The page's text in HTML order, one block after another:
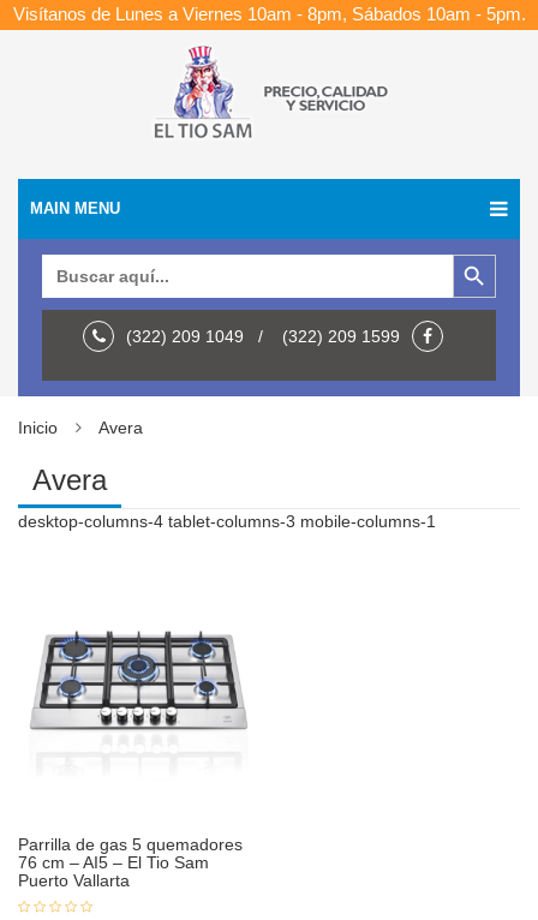
Visítanos de Lunes a Viernes 10am - 8pm, Sábados 10am - 5pm.
MAIN MENU
Botón de búsqueda
(322) 209 1049 / (322) 209 1599
Inicio Avera
Avera
desktop-columns-4 tablet-columns-3 mobile-columns-1
Parrilla de gas 5 quemadores
76 cm – AI5 – El Tio Sam
Puerto Vallarta